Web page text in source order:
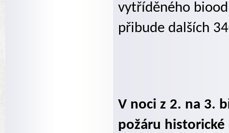
vytříděného
přibude dalších
V noci z 2. na 3.
požáru